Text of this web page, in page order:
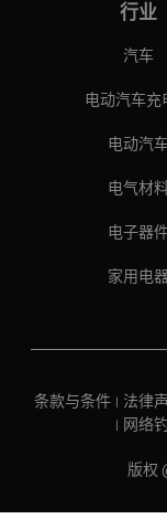
行业
汽车
电动汽车充
电动汽车
电气材
电子器
家用电
条款与条件 | 法律
| 网络
版权